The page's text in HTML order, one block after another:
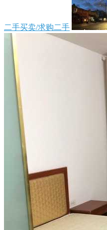
二手买卖/求购二手